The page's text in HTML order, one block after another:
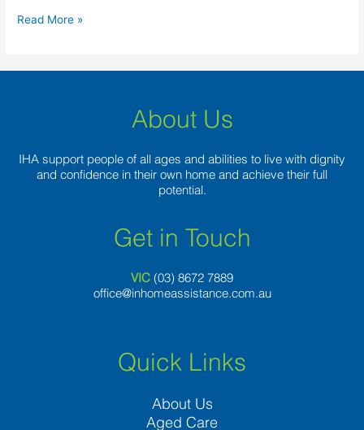
Read More »
About Us
IHA support people of all ages and abilities to live with dignity
and confidence in their own home and achieve their full
potential.
Get in Touch
VIC (03) 8672 7889
office@inhomeassistance.com.au
Quick Links
About Us
Aged Care